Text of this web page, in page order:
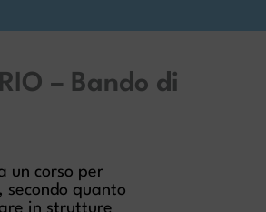
– Bando di
un corso per
quanto
in strutture